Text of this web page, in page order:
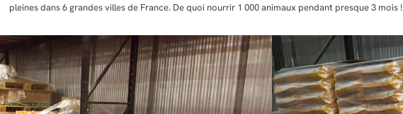
pleines dans 6 grandes villes de France. De quoi nourrir 1 000 animaux pendant presque 3 mois !